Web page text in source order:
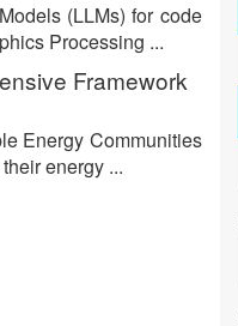
(LLMs) for code
Processing ...
Framework
Energy Communities
energy ...